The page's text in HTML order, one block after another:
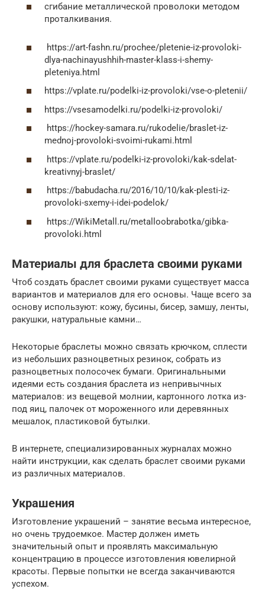
сгибание металлической проволоки методом
проталкивания.
https://art-fashn.ru/prochee/pletenie-iz-provoloki-
dlya-nachinayushhih-master-klass-i-shemy-
pleteniya.html
https://vplate.ru/podelki-iz-provoloki/vse-o-pletenii/
https://vsesamodelki.ru/podelki-iz-provoloki/
https://hockey-samara.ru/rukodelie/braslet-iz-
mednoj-provoloki-svoimi-rukami.html
https://vplate.ru/podelki-iz-provoloki/kak-sdelat-
kreativnyj-braslet/
https://babudacha.ru/2016/10/10/kak-plesti-iz-
provoloki-sxemy-i-idei-podelok/
https://WikiMetall.ru/metalloobrabotka/gibka-
provoloki.html
Материалы для браслета своими руками
Чтоб создать браслет своими руками существует масса
вариантов и материалов для его основы. Чаще всего за
основу используют: кожу, бусины, бисер, замшу, ленты,
ракушки, натуральные камни…
Некоторые браслеты можно связать крючком, сплести
из небольших разноцветных резинок, собрать из
разноцветных полосочек бумаги. Оригинальными
идеями есть создания браслета из непривычных
материалов: из вещевой молнии, картонного лотка из-
под яиц, палочек от мороженного или деревянных
мешалок, пластиковой бутылки.
В интернете, специализированных журналах можно
найти инструкции, как сделать браслет своими руками
из различных материалов.
Украшения
Изготовление украшений – занятие весьма интересное,
но очень трудоемкое. Мастер должен иметь
значительный опыт и проявлять максимальную
концентрацию в процессе изготовления ювелирной
красоты. Первые попытки не всегда заканчиваются
успехом.